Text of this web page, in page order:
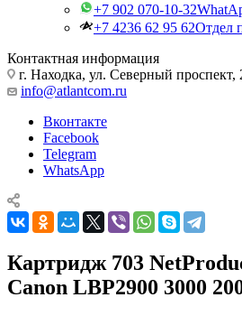
+7 902 070-10-32
+7 4236 62 95 62Отдел
Контактная информация
г. Находка, ул. Северный проспект,
info@atlantcom.ru
Вконтакте
Facebook
Telegram
WhatsApp
Картридж 703
Canon LBP2900 3000